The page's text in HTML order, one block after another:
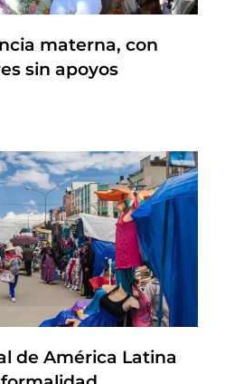
materna, con
sin apoyos
de América Latina